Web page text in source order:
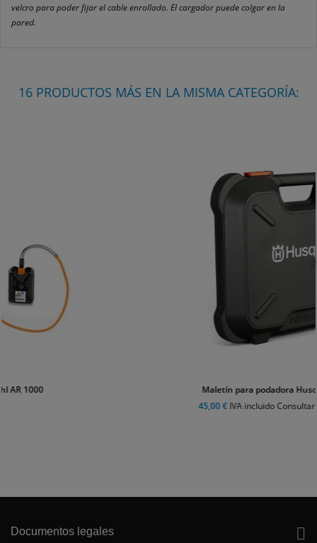
velcro para poder fijar el cable enrollado. El cargador puede colgar en la
pared.
16 PRODUCTOS MÁS EN LA MISMA CATEGORÍA:
Maletín para podadora Husqvarna Aspire P5
IVA incluido Consultar plazo de entrega
Documentos legales 